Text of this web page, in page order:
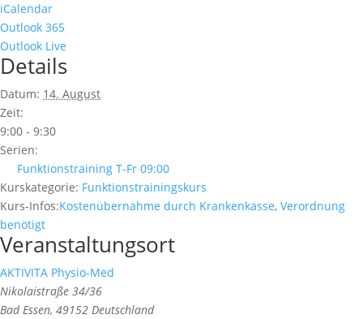
iCalendar
Outlook 365
Outlook Live
Details
Datum: 14. August
Zeit:
9:00 - 9:30
Serien:
Funktionstraining T-Fr 09:00
Kurskategorie: Funktionstrainingskurs
Kurs-Infos:Kostenübernahme durch Krankenkasse, Verordnung
benötigt
Veranstaltungsort
AKTIVITA Physio-Med
Nikolaistraße 34/36
Bad Essen, 49152 Deutschland